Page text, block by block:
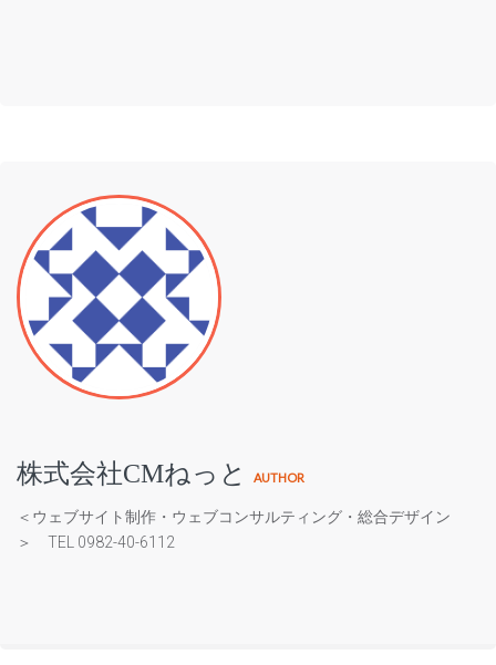
株式会社CMねっと AUTHOR
＜ウェブサイト制作・ウェブコンサルティング・総合デザイン
＞ TEL 0982-40-6112